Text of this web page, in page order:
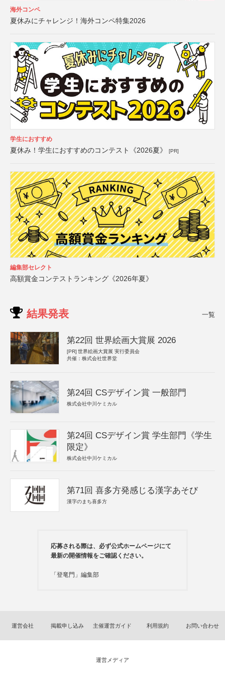
海外コンペ
夏休みにチャレンジ！海外コンペ特集2026
学生におすすめ
夏休み！学生におすすめのコンテスト《2026夏》 [PR]
編集部セレクト
高額賞金コンテストランキング《2026年夏》
結果発表 一覧
第22回 世界絵画大賞展 2026
[PR] 世界絵画大賞展 実行委員会
共催：株式会社世界堂
第24回 CSデザイン賞 一般部門
株式会社中川ケミカル
第24回 CSデザイン賞 学生部門《学生
限定》
株式会社中川ケミカル
第71回 喜多方発感じる漢字あそび
漢字のまち喜多方
応募される際は、必ず公式ホームページにて
最新の開催情報をご確認ください。
「登竜門」編集部
運営会社 掲載申し込み 主催運営ガイド 利用規約 お問い合わせ
運営メディア